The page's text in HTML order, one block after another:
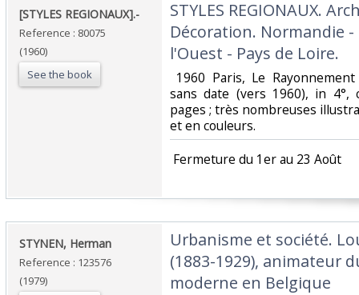
‎[STYLES REGIONAUX].-‎
Reference : 80075
(1960)
See the book
‎STYLES REGIONAUX.
Décoration. Normandie
l'Ouest - Pays de Loire.‎
1960 Paris, Le
sans date (vers 1960), in 4°,
pages ; très nombreuses
et en couleurs. ‎
‎ Fermeture du 1er au 23 Août‎
‎STYNEN, Herman‎
Reference : 123576
(1979)
‎Urbanisme et société.
(1883-1929), animateur
moderne en Belgique‎